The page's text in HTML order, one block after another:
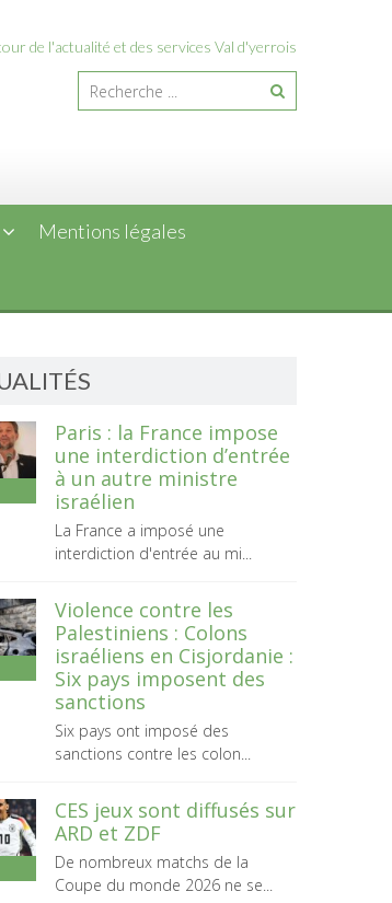
de l'actualité et des services Val d'yerrois
Mentions légales
Paris : la France impose
une interdiction d’entrée
à un autre ministre
israélien
La France a imposé une
interdiction d'entrée au mi...
Violence contre les
Palestiniens : Colons
israéliens en Cisjordanie :
Six pays imposent des
sanctions
Six pays ont imposé des
sanctions contre les colon...
CES jeux sont diffusés sur
ARD et ZDF
De nombreux matchs de la
Coupe du monde 2026 ne se...